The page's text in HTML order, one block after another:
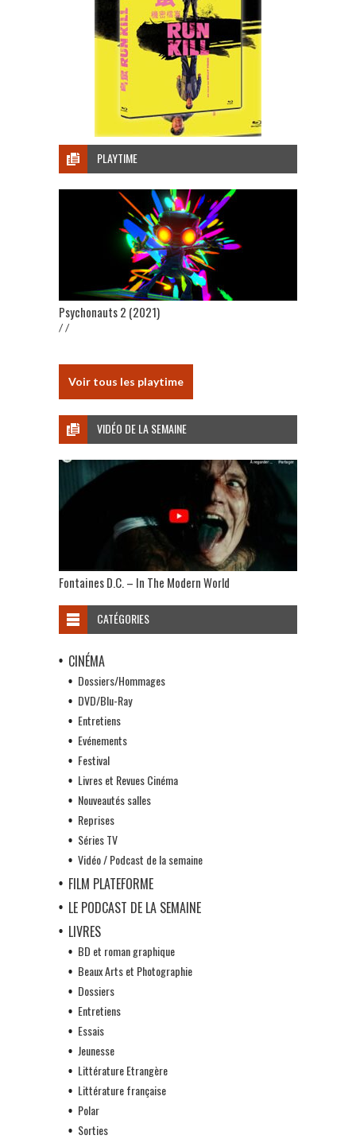
PLAYTIME
Psychonauts 2 (2021)
/ /
Voir tous les playtime
VIDÉO DE LA SEMAINE
Fontaines D.C. – In The Modern World
CATÉGORIES
CINÉMA
Dossiers/Hommages
DVD/Blu-Ray
Entretiens
Evénements
Festival
Livres et Revues Cinéma
Nouveautés salles
Reprises
Séries TV
Vidéo / Podcast de la semaine
FILM PLATEFORME
LE PODCAST DE LA SEMAINE
LIVRES
BD et roman graphique
Beaux Arts et Photographie
Dossiers
Entretiens
Essais
Jeunesse
Littérature Etrangère
Littérature française
Polar
Sorties